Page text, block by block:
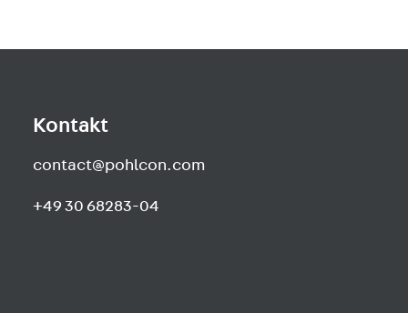
Kontakt
contact@pohlcon.com
+49 30 68283-04